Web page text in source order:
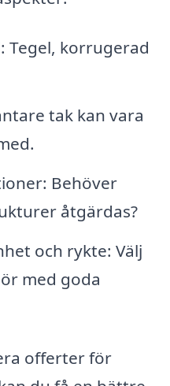
Tegel, korrugerad
tak kan vara
Behöver
åtgärdas?
och rykte: Välj
med goda
offerter för